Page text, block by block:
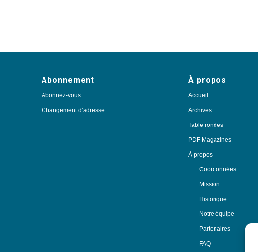
Abonnement
Abonnez-vous
Changement d’adresse
À propos
Accueil
Archives
Table rondes
PDF Magazines
À propos
Coordonnées
Mission
Historique
Notre équipe
Partenaires
FAQ